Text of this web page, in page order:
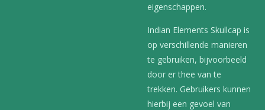
eigenschappen.
Indian Elements Skullcap is
op verschillende manieren
te gebruiken, bijvoorbeeld
door er thee van te
trekken. Gebruikers kunnen
hierbij een gevoel van